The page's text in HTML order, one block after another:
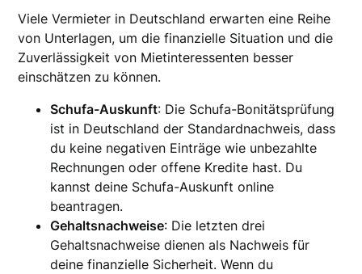
Viele Vermieter in Deutschland erwarten eine Reihe
von Unterlagen, um die finanzielle Situation und die
Zuverlässigkeit von Mietinteressenten besser
einschätzen zu können.
Schufa-Auskunft: Die Schufa-Bonitätsprüfung
ist in Deutschland der Standardnachweis, dass
du keine negativen Einträge wie unbezahlte
Rechnungen oder offene Kredite hast. Du
kannst deine Schufa-Auskunft online
beantragen.
Gehaltsnachweise: Die letzten drei
Gehaltsnachweise dienen als Nachweis für
deine finanzielle Sicherheit. Wenn du